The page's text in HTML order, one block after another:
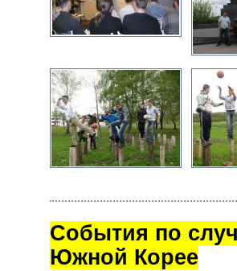
Cобытия по
Южной Корее